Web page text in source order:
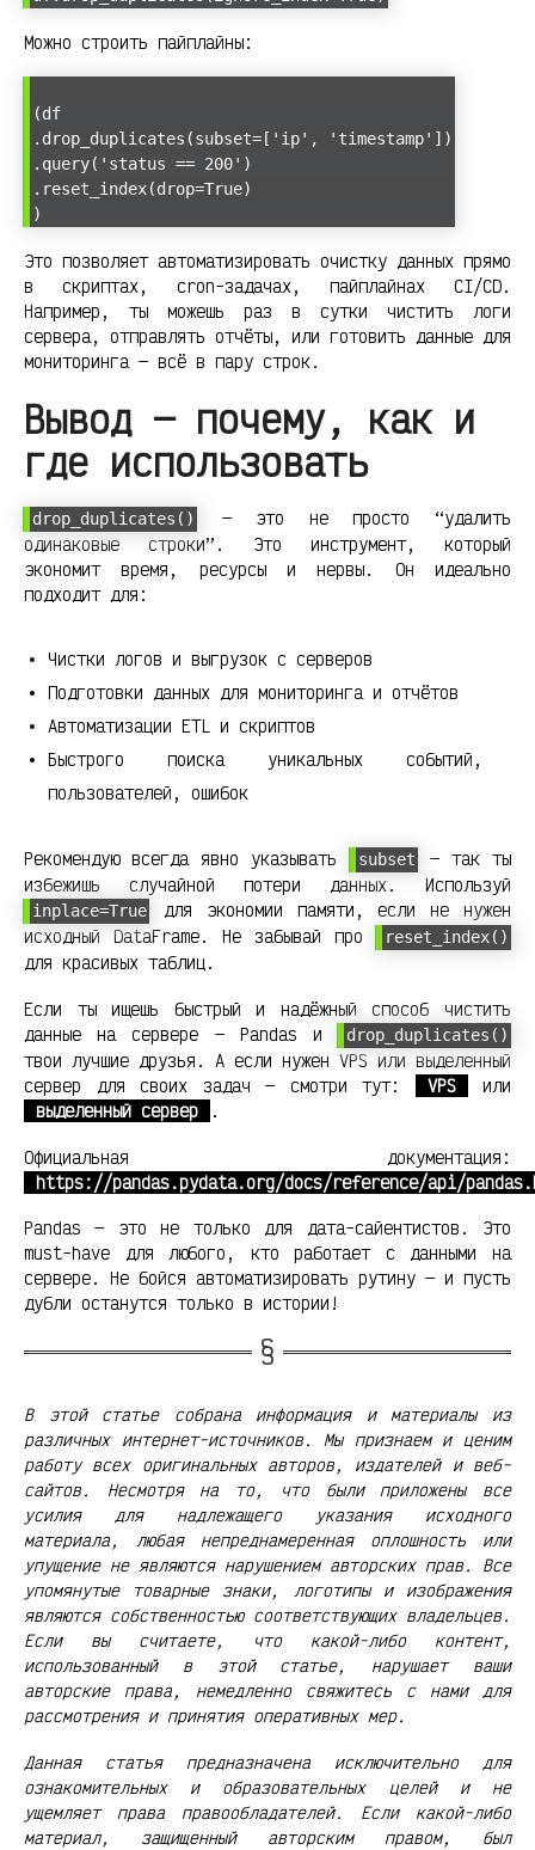
Можно строить пайплайны:
(df
.drop_duplicates(subset=['ip', 'timestamp'])
.query('status == 200')
.reset_index(drop=True)
)
Это позволяет автоматизировать очистку данных прямо
в скриптах, cron-задачах, пайплайнах CI/CD.
Например, ты можешь раз в сутки чистить логи
сервера, отправлять отчёты, или готовить данные для
мониторинга — всё в пару строк.
Вывод — почему, как и
где использовать
drop_duplicates()
— это не просто “удалить
одинаковые строки”. Это инструмент, который
экономит время, ресурсы и нервы. Он идеально
подходит для:
Чистки логов и выгрузок с серверов
Подготовки данных для мониторинга и отчётов
Автоматизации ETL и скриптов
Быстрого поиска уникальных событий,
пользователей, ошибок
Рекомендую всегда явно указывать subset
— так ты
избежишь случайной потери данных. Используй
inplace=True
для экономии памяти, если не нужен
исходный DataFrame. Не забывай про
reset_index()
для красивых таблиц.
Если ты ищешь быстрый и надёжный способ чистить
данные на сервере — Pandas и
drop_duplicates()
твои лучшие друзья. А если нужен VPS или выделенный
сервер для своих задач — смотри тут:
VPS
или
выделенный сервер
.
Официальная документация:
https://pandas.pydata.org/docs/reference/api/
Pandas — это не только для дата-сайентистов. Это
must-have для любого, кто работает с данными на
сервере. Не бойся автоматизировать рутину — и пусть
дубли останутся только в истории!
В этой статье собрана информация и материалы из
различных интернет-источников. Мы признаем и ценим
работу всех оригинальных авторов, издателей и веб-
сайтов. Несмотря на то, что были приложены все
усилия для надлежащего указания исходного
материала, любая непреднамеренная оплошность или
упущение не являются нарушением авторских прав. Все
упомянутые товарные знаки, логотипы и изображения
являются собственностью соответствующих владельцев.
Если вы считаете, что какой-либо контент,
использованный в этой статье, нарушает ваши
авторские права, немедленно свяжитесь с нами для
рассмотрения и принятия оперативных мер.
Данная статья предназначена исключительно для
ознакомительных и образовательных целей и не
ущемляет права правообладателей. Если какой-либо
материал, защищенный авторским правом, был